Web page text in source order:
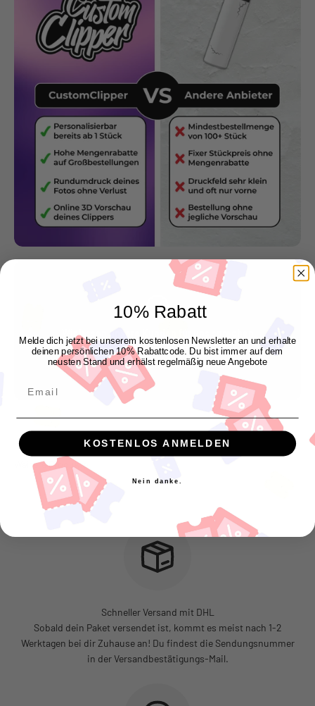
Wir lassen unsere Kunden für uns sprechen
"Genau so wie ich es mir vorgestellt habe"
Manuel P.
Schneller Versand mit DHL
Sobald dein Paket versendet ist, kommt es meist nach 1-2
Werktagen bei dir Zuhause an! Du findest die Sendungsnummer
in der Versandbestätigungs-Mail.
10% Rabatt
Melde dich jetzt bei unserem kostenlosen Newsletter an und erhalte
deinen persönlichen 10% Rabattcode. Du bist immer auf dem
neusten Stand und erhälst regelmäßig neue Angebote
KOSTENLOS ANMELDEN
Nein danke.